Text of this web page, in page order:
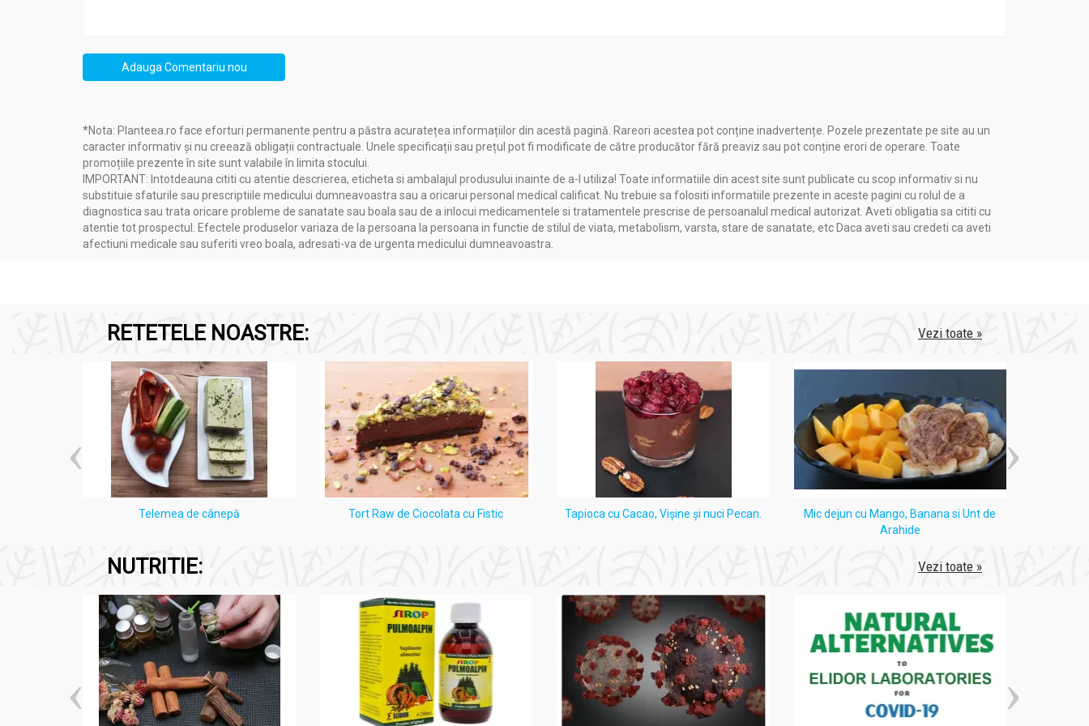
Mod utilizare:
Vopsea par nr307 blond platinum 90g - MISS MAGIC CREATIVE
Părul trebuie să fie complet uscat înainte de a aplica vopseaua pentru a obține rezultatele dorite.Pune-ți un prosop pe umeri ca să nu vă murdăriți pe
haine și folosește mănușile pe care le găsești în cutia vopselei. Totodatăeste bine s ănu îți speli părul cu o zi înainte de a-l vopsi pentru ca
substanțele colorante să intre mai bine în firul de păr.
Distribuie vopseaua pe toată suprafața părului
cu ajutorul degetelor, până când tot părul este bine acoperit. Evită să aplici multă vopsea pe vârfuri
Urmează instrucțiunile de pe cutie în ceea ce privește timpul recomandat
(între 25-40 de minute). Dacă ai multe fire de păr alb, poți
aștepta mai mai mult de 25 de minute. Ține însă cont că dacă depășești limita impusă pe cutie,riști să-ți arzi părul
La final, clătește părul cu apă rece.Aplică balsamul din kit-ul cu vopseaua pe păr, dar nu îți spăla părul. Așteaptă o zi sau chiar două ca să îți speli
părul, deoarece în acest fel, vopseaua va intra mai bine în păr.
Adauga Comentariu nou
*Nota: Planteea.ro face eforturi permanente pentru a păstra acuratețea informațiilor din acestă pagină. Rareori acestea pot conține inadvertențe. Pozele prezentate pe site au un
caracter informativ și nu creează obligații contractuale. Unele specificații sau prețul pot fi modificate de către producător fără preaviz sau pot conține erori de operare. Toate
promoțiile prezente în site sunt valabile în limita stocului.
IMPORTANT: Intotdeauna cititi cu atentie descrierea, eticheta si ambalajul produsului inainte de a-l utiliza! Toate informatiile din acest site sunt publicate cu scop informativ si nu
substituie sfaturile sau prescriptiile medicului dumneavoastra sau a oricarui personal medical calificat. Nu trebuie sa folositi informatiile prezente in aceste pagini cu rolul de a
diagnostica sau trata oricare probleme de sanatate sau boala sau de a inlocui medicamentele si tratamentele prescrise de persoanalul medical autorizat. Aveti obligatia sa cititi cu
atentie tot prospectul. Efectele produselor variaza de la persoana la persoana in functie de stilul de viata, metabolism, varsta, stare de sanatate, etc Daca aveti sau credeti ca aveti
afectiuni medicale sau suferiti vreo boala, adresati-va de urgenta medicului dumneavoastra.
RETETELE NOASTRE: Vezi toate »
Telemea de cânepă Tort Raw de Ciocolata cu Fistic Tapioca cu Cacao, Vişine şi nuci Pecan.
Mic dejun cu Mango, Banana si Unt de
Arahide
NUTRITIE: Vezi toate »